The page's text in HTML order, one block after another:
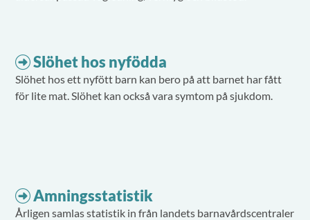
Slöhet hos nyfödda
Slöhet hos ett nyfött barn kan bero på att barnet har fått
för lite mat. Slöhet kan också vara symtom på sjukdom.
Amningsstatistik
Årligen samlas statistik in från landets barnavårdscentraler